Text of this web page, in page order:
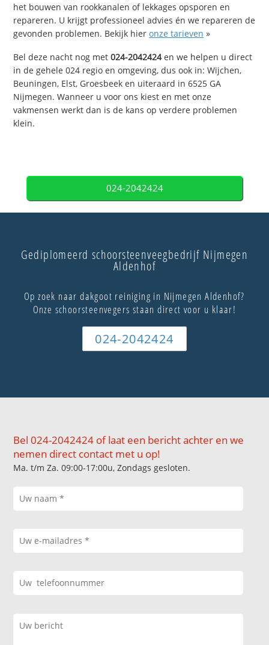
het bouwen van rookkanalen of lekkages opsporen en
repareren. U krijgt professioneel advies én we repareren de
gevonden problemen. Bekijk hieronze tarieven »
Bel deze nacht nog met024-2042424en we helpen u direct
in de gehele 024 regio en omgeving, dus ook in: Wijchen,
Beuningen, Elst, Groesbeek en uiteraard in 6525 GA
Nijmegen. Wanneer u voor ons kiest en met onze
vakmensen werkt dan is de kans op verdere problemen
klein.
024-2042424
Gediplomeerd schoorsteenveegbedrijf Nijmegen
Aldenhof
Op zoek naar dakgoot reiniging in Nijmegen Aldenhof?
Onze schoorsteenvegers staan direct voor u klaar!
024-2042424
Bel 024-2042424 of laat een bericht achter en we
nemen direct contact met u op!
Ma. t/m Za. 09:00-17:00u, Zondags gesloten.